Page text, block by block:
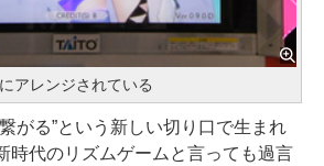
アレンジされている
がる”という新しい切り口で生まれ
時代のリズムゲームと言っても過言